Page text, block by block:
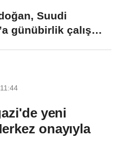
Suudi
günübirlik çalışma
yeni
onayıyla